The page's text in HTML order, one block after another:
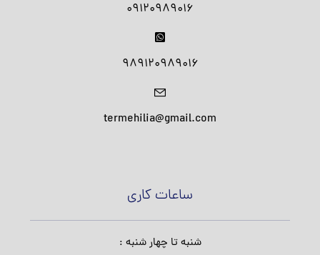
09120989016
989120989016
termehilia@gmail.com
ساعات کاری
شنبه تا چهار شنبه :